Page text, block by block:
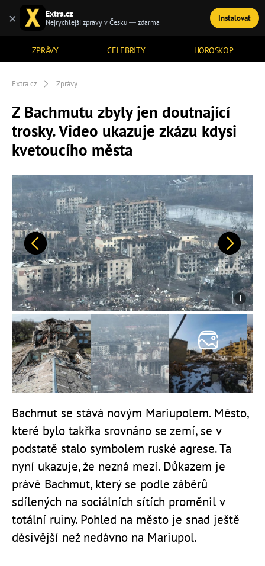
ZPRÁVY CELEBRITY HOROSKOP
TÉMATA
Extra.cz Zprávy
Z Bachmutu zbyly jen doutnající
trosky. Video ukazuje zkázu kdysi
kvetoucího města
Předchozí Další
Bachmut se stává novým Mariupolem. Město,
které bylo takřka srovnáno se zemí, se v
podstatě stalo symbolem ruské agrese. Ta
nyní ukazuje, že nezná mezí. Důkazem je
právě Bachmut, který se podle záběrů
sdílených na sociálních sítích proměnil v
totální ruiny. Pohled na město je snad ještě
děsivější než nedávno na Mariupol.
× Extra.cz
Nejrychlejší zprávy v Česku — zdarma Instalovat